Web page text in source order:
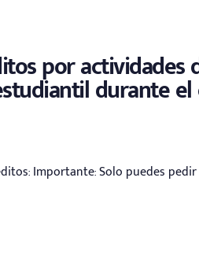
por actividades
durante el
Importante: Solo puedes